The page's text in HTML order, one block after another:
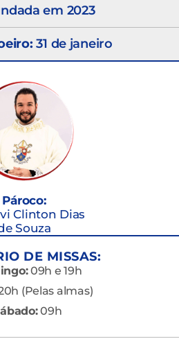
em 2023
31 de janeiro
Pároco:
Clinton Dias
Souza
DE MISSAS:
09h e 19h
(Pelas almas)
09h